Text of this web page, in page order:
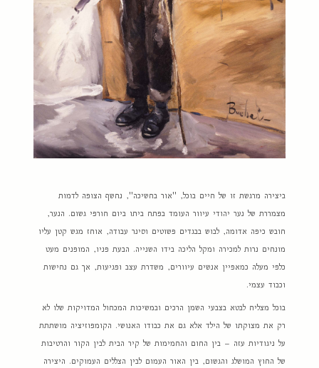
ביצירה מרגשת זו של חיים בוכל, "אור בחשיכה", נחשף הצופה לדמות
מצמררת של נער יהודי עיוור העומד בפתח ביתו ביום חורפי גשום. הנער,
חובש כיפה אדומה, לבוש בבגדים פשוטים וסינר עבודה, אוחז מגש קטן עליו
מונחים נרות למכירה ומקל הליכה בידו השנייה. הבעת פניו, המופנים מעט
כלפי מעלה כמאפיין אנשים עיוורים, משדרת עצב ופגיעות, אך גם נחישות
וכבוד עצמי.
בוכל מצליח לבטא בצבעי השמן הרכים ובמשיכות המכחול המדויקות שלו לא
רק את מצוקתו של הילד אלא גם את כבודו האנושי. הקומפוזיציה מושתתת
על ניגודיות עזה – בין החום והחמימות של קיר הבית לבין הקור והרטיבות
של החוץ המושלג והגשום, בין האור העמום לבין הצללים העמוקים. היצירה